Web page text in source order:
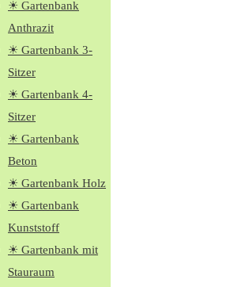
☀ Gartenbank
Anthrazit
☀ Gartenbank 3-
Sitzer
☀ Gartenbank 4-
Sitzer
☀ Gartenbank
Beton
☀ Gartenbank Holz
☀ Gartenbank
Kunststoff
☀ Gartenbank mit
Stauraum